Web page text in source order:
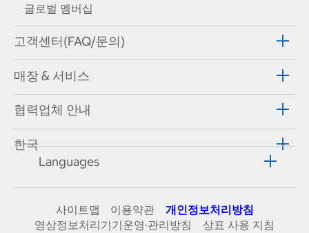
글로벌 멤버십
고객센터(FAQ/문의)
매장 & 서비스
협력업체 안내
한국
Languages
사이트맵 이용약관
개인정보처리방침
영상정보처리기기운영·관리방침
상표 사용 지침